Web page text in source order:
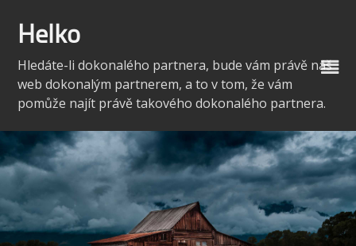
content
Helko
Hledáte-li dokonalého partnera, bude vám právě náš
web dokonalým partnerem, a to v tom, že vám
pomůže najít právě takového dokonalého partnera.